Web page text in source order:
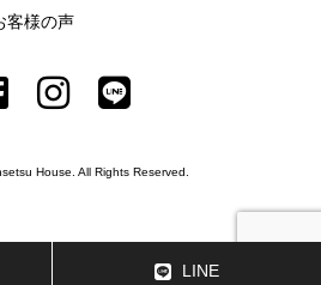
客様の声
House. All Rights Reserved.
LINE